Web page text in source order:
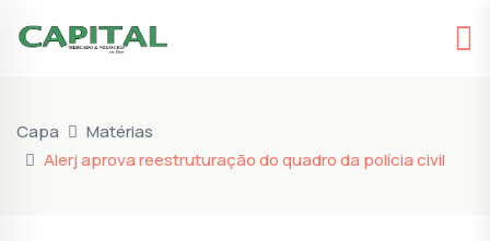
Capa
Matérias
Alerj aprova reestruturação do quadro da polícia civil